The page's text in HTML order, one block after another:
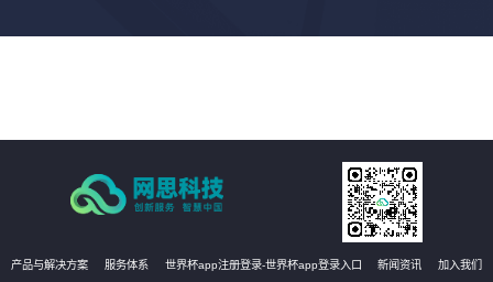
产品与解决方案 服务体系 世界杯app注册登录-世界杯app登录入口 新闻资讯 加入我们